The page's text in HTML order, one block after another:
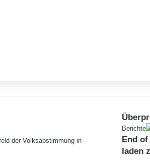
der Volksabstimmung in
S
c
h
Berichte
End of
laden